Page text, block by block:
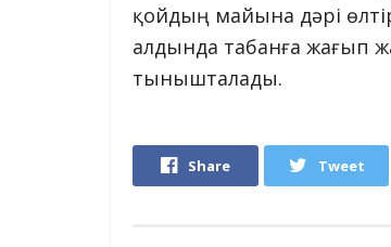
қойдың майына дәрі
алдында табанға жағып
тынышталады.
Share Tweet